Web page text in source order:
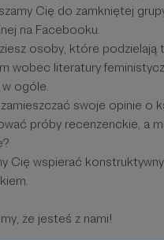
Cię do zamkniętej
na Facebooku.
osoby, które podzielają
wobec literatury
ogóle.
swoje opinie o
próby recenzenckie, a
Cię wspierać
że jesteś z nami!